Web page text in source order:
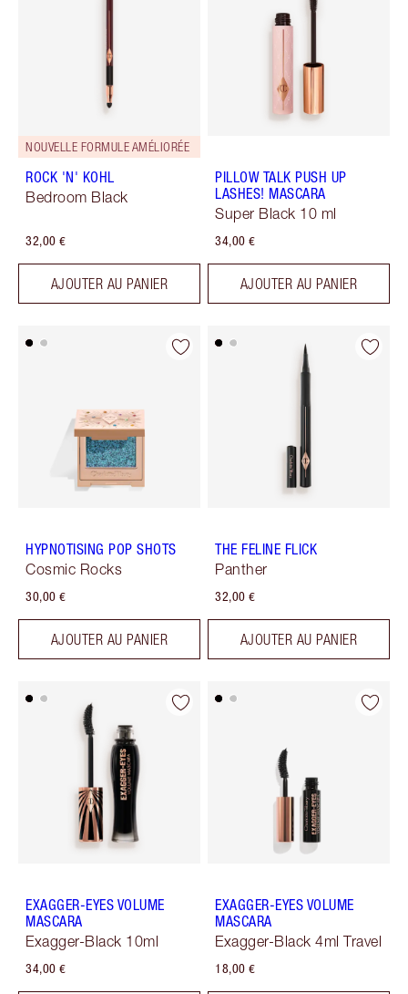
NOUVELLE FORMULE AMÉLIORÉE
ROCK 'N' KOHL
Bedroom Black
32,00 €
AJOUTER AU PANIER
PILLOW TALK PUSH UP
LASHES! MASCARA
Super Black 10 ml
34,00 €
AJOUTER AU PANIER
HYPNOTISING POP SHOTS
Cosmic Rocks
30,00 €
AJOUTER AU PANIER
THE FELINE FLICK
Panther
32,00 €
AJOUTER AU PANIER
EXAGGER-EYES VOLUME
MASCARA
Exagger-Black 10ml
34,00 €
EXAGGER-EYES VOLUME
MASCARA
Exagger-Black 4ml Travel
18,00 €